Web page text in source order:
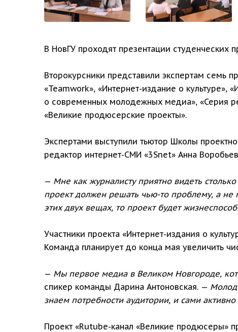
В НовГУ проходят презентации студенческих
Второкурсники представили экспертам семь
«Teamwork», «Интернет-издание о
о современных молодежных медиа», «Серия
«Великие продюсерские проекты».
Экспертами выступили тьютор Школы
редактор интернет-СМИ «3Snet» Анна
— Мне как журналисту приятно видеть
проект должен решать чью-то проблему, а не
этих двух вещах, то проект будет
Участники проекта «Интернет-издания о
Команда планирует до конца мая увеличить
— Мы первое медиа в Великом Новгороде,
спикер команды Дарина Антоновская. —
знаем потребности аудитории, и сами
Проект «Rutube-канал «Великие продюсеры»